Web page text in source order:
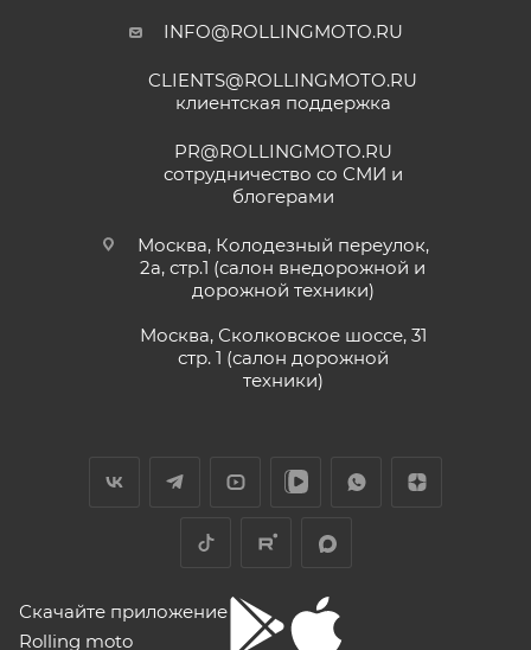
INFO@ROLLINGMOTO.RU
CLIENTS@ROLLINGMOTO.RU
клиентская поддержка
PR@ROLLINGMOTO.RU
сотрудничество со СМИ и
блогерами
Москва, Колодезный переулок,
2а, стр.1 (салон внедорожной и
дорожной техники)
Москва, Сколковское шоссе, 31
стр. 1 (салон дорожной
техники)
Скачайте приложение
Rolling moto